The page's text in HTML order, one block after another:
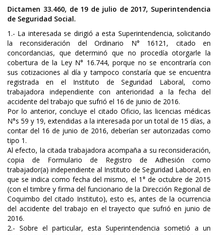
Dictamen 33.460, de 19 de julio de 2017, Superintendencia
de Seguridad Social.
1.- La interesada se dirigió a esta Superintendencia, solicitando
la reconsideración del Ordinario N° 16121, citado en
concordancias, que determinó que no procedía otorgarle la
cobertura de la Ley N° 16.744, porque no se encontraría con
sus cotizaciones al día y tampoco constaría que se encuentra
registrada en el Instituto de Seguridad Laboral, como
trabajadora independiente con anterioridad a la fecha del
accidente del trabajo que sufrió el 16 de junio de 2016.
Por lo anterior, concluye el citado Oficio, las licencias médicas
N°s 59 y 19, extendidas a la interesada por un total de 15 días, a
contar del 16 de junio de 2016, deberían ser autorizadas como
tipo 1.
Al efecto, la citada trabajadora acompaña a su reconsideración,
copia de Formulario de Registro de Adhesión como
trabajador(a) independiente al Instituto de Seguridad Laboral, en
que se indica como fecha del mismo, el 1° de octubre de 2015
(con el timbre y firma del funcionario de la Dirección Regional de
Coquimbo del citado Instituto), esto es, antes de la ocurrencia
del accidente del trabajo en el trayecto que sufrió en junio de
2016.
2.- Sobre el particular, esta Superintendencia sometió a un